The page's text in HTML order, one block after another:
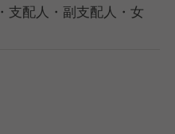
支配人・副支配人・女